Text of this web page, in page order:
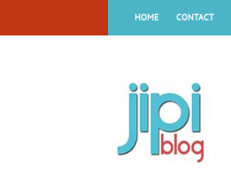
HOME CONTACT